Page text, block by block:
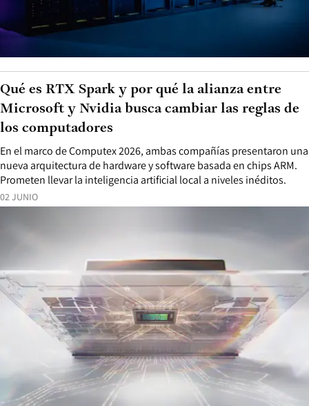
02 JUNIO
En el marco de Computex 2026, ambas compañías presentaron una
nueva arquitectura de hardware y software basada en chips ARM.
Prometen llevar la inteligencia artificial local a niveles inéditos.
Qué es RTX Spark y por qué la alianza entre
Microsoft y Nvidia busca cambiar las reglas de
los computadores